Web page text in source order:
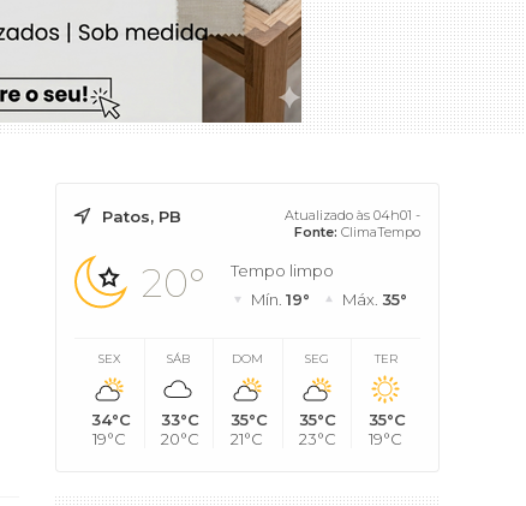
Patos, PB
Atualizado às 04h01 -
Fonte: ClimaTempo
20°
Tempo limpo
Mín. 19° Máx. 35°
SEX
34°C
19°C
SÁB
33°C
20°C
DOM
35°C
21°C
SEG
35°C
23°C
TER
35°C
19°C